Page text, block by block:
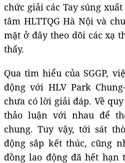
chức giải các Tay súng
tâm HLTTQG Hà Nội và
mặt ở đây theo dõi các xạ
thấy.
Qua tìm hiểu của SGGP,
động với HLV Park
chưa có lời giải đáp. Về
thảo luận với nhau để
chung. Tuy vậy, tới sát
động sắp kết thúc, cũng
đồng lao động đã hết hạn